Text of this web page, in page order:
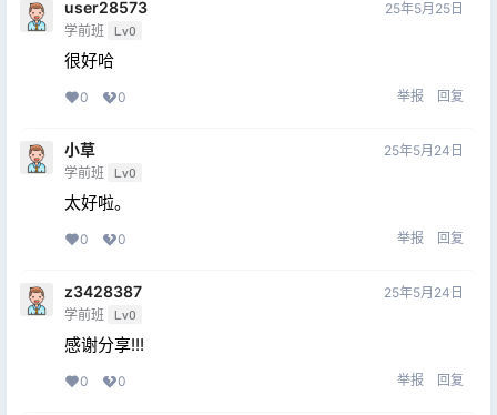
user28573
学前班 Lv0
25年5月25日
很好哈
0 0 举报 回复
小草
学前班 Lv0
25年5月24日
太好啦。
0 0 举报 回复
z3428387
学前班 Lv0
25年5月24日
感谢分享!!!
0 0 举报 回复